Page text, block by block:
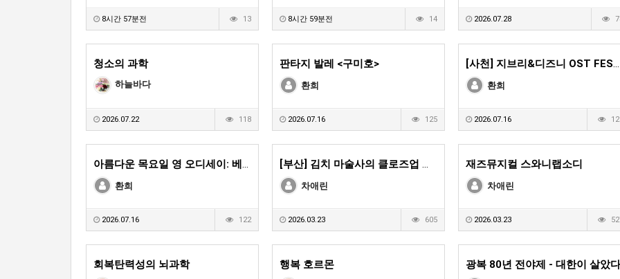
8시간 57분전 13 8시간 59분전 14 2026.07.28
청소의 과학
하늘바다
2026.07.22 118
판타지 발레 <구미호>
환희
2026.07.16 125
[사천] 지브리&디즈니 OST FESTA
환희
2026.07.16
아름다운 목요일 영 오디세이: 베토벤, Ⅰ. 이현정 & 손지우 Violin
환희
2026.07.16 122
[부산] 김치 마술사의 클로즈업 매직쇼
차애린
2026.03.23 605
재즈뮤지컬 스와니랩소디
차애린
2026.03.23
회복탄력성의 뇌과학 행복 호르몬 광복 80년 전야제 - 대한이 살았